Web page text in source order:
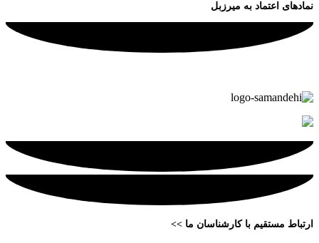
نمادهای اعتماد به میرزبل
ارتباط مستقیم با کارشناسان ما >>